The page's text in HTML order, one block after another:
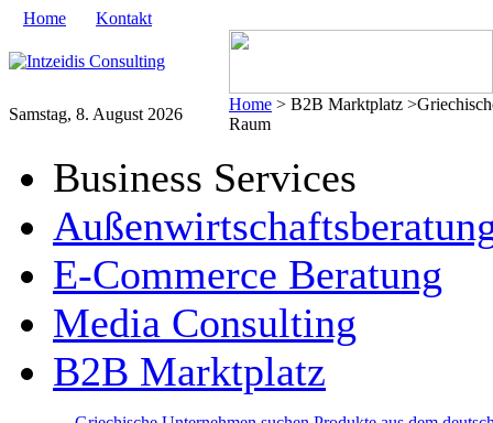
Home Kontakt
Samstag, 8. August 2026
Home > B2B Marktplatz
Raum
Business Services
E-Commerce Beratung
Media Consulting
B2B Marktplatz